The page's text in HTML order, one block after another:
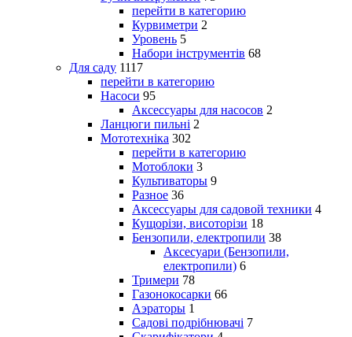
перейти в категорию
Курвиметри 2
Уровень 5
Набори інструментів 68
Для саду 1117
перейти в категорию
Насоси 95
Аксессуары для насосов 2
Ланцюги пильні 2
Мототехніка 302
перейти в категорию
Мотоблоки 3
Культиваторы 9
Разное 36
Аксессуары для садовой техники 4
Кущорізи, висоторізи 18
Бензопили, електропили 38
Аксесуари (Бензопили,
електропили) 6
Тримери 78
Газонокосарки 66
Аэраторы 1
Садові подрібнювачі 7